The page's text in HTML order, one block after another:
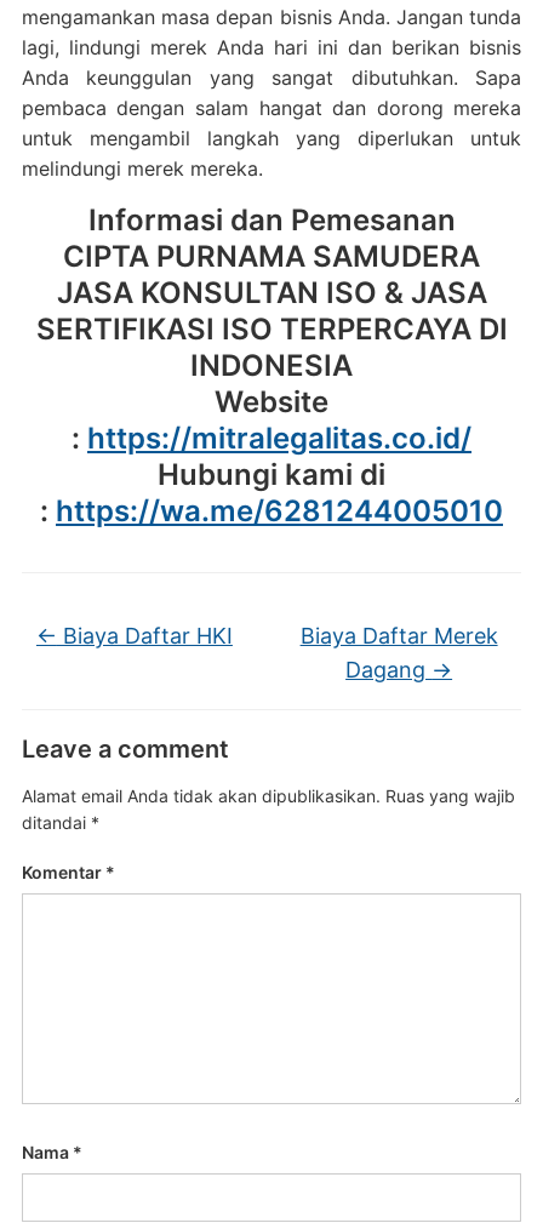
mengamankan masa depan bisnis Anda. Jangan tunda
lagi, lindungi merek Anda hari ini dan berikan bisnis
Anda keunggulan yang sangat dibutuhkan. Sapa
pembaca dengan salam hangat dan dorong mereka
untuk mengambil langkah yang diperlukan untuk
melindungi merek mereka.
Informasi dan Pemesanan
CIPTA PURNAMA SAMUDERA
JASA KONSULTAN ISO & JASA
SERTIFIKASI ISO TERPERCAYA DI
INDONESIA
Website
: https://mitralegalitas.co.id/
Hubungi kami di
: https://wa.me/6281244005010
← Biaya Daftar HKI
Biaya Daftar Merek
Dagang →
Leave a comment
Alamat email Anda tidak akan dipublikasikan. Ruas yang wajib
ditandai *
Komentar *
Nama *